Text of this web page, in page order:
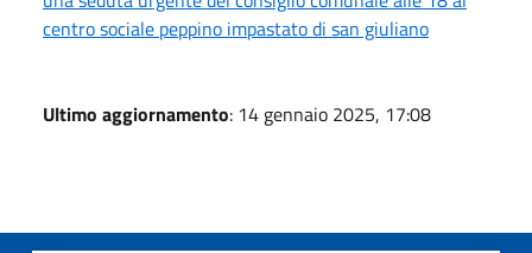
centro sociale peppino impastato di san giuliano
Ultimo aggiornamento: 14 gennaio 2025, 17:08